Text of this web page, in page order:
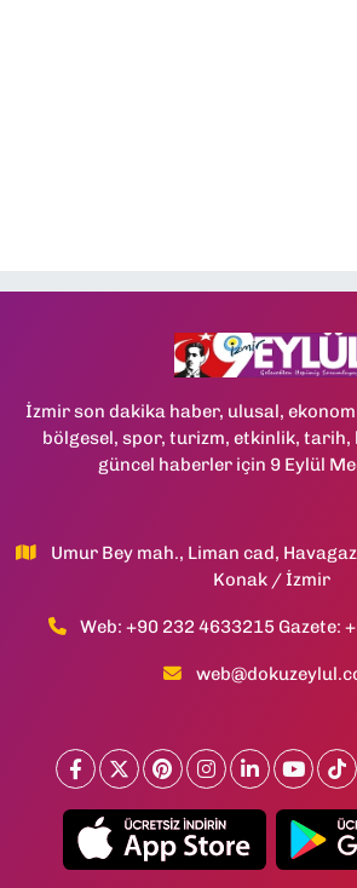
İzmir son dakika haber, ulusal,
bölgesel, spor, turizm, etkinlik, tarih,
güncel haberler için 9 Eylül
Umur Bey mah., Liman cad,
Konak / İzmir
Web: +90 232 4633215 Gazete: